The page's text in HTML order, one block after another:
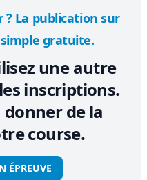
La publication sur
simple gratuite.
une autre
inscriptions.
de la
course.
ÉPREUVE